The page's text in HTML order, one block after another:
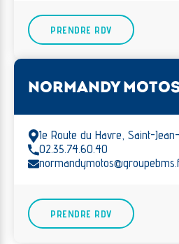
PRENDRE RDV
NORMANDY
1e Route du Havre, Saint-
02.35.74.60.40
PRENDRE RDV